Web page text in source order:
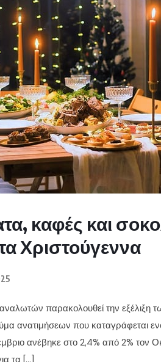
καφές και
Χριστούγεννα
παρακολουθεί την εξέλιξη
ανατιμήσεων που καταγράφεται
ανέβηκε στο 2,4% από 2% τον
τα […]